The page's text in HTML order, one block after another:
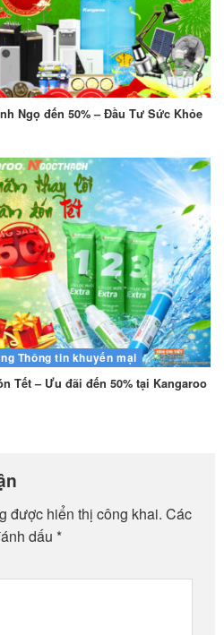
Ngọ đến 50% – Đầu Tư Sức Khỏe
Thông tin khuyến mại
Tết – Ưu đãi đến 50% tại Kangaroo
được hiển thị công khai. Các
dấu *